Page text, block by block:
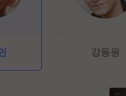
강동원